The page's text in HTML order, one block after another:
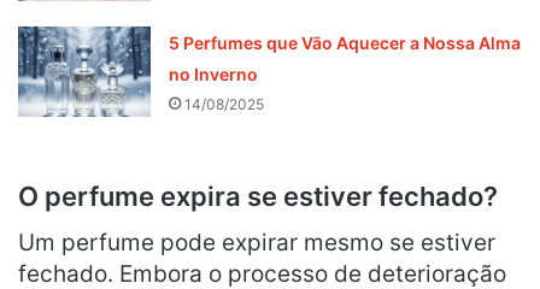
5 Perfumes que Vão Aquecer a Nossa Alma
no Inverno
14/08/2025
O perfume expira se estiver fechado?
Um perfume pode expirar mesmo se estiver
fechado. Embora o processo de deterioração